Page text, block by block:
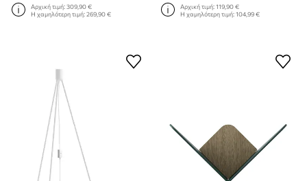
Αρχική τιμή:309,90 €
Η χαμηλότερη τιμή:269,90 €
Αρχική τιμή:119,90 €
Η χαμηλότερη τιμή:104,99 €